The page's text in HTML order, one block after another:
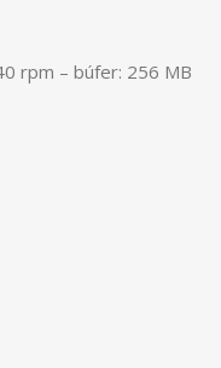
rpm – búfer: 256 MB